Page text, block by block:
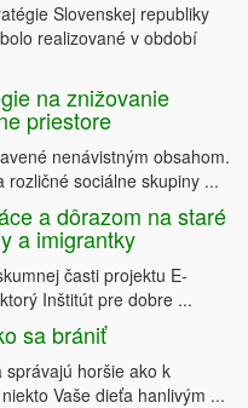
Slovenskej republiky
realizované v období
na znižovanie
priestore
nenávistným obsahom.
sociálne skupiny ...
a dôrazom na staré
a imigrantky
časti projektu E-
Inštitút pre dobre ...
sa brániť
správajú horšie ako k
Vaše dieťa hanlivým ...